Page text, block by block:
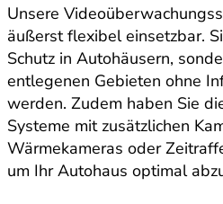
Unsere
äußerst flexibel einsetzbar.
Schutz in Autohäusern,
entlegenen Gebieten ohne
werden. Zudem haben Sie
Systeme mit zusätzlichen
Wärmekameras oder
um Ihr Autohaus optimal